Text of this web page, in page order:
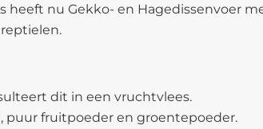
heeft nu Gekko- en Hagedissenvoer
dit in een vruchtvlees.
puur fruitpoeder en groentepoeder.